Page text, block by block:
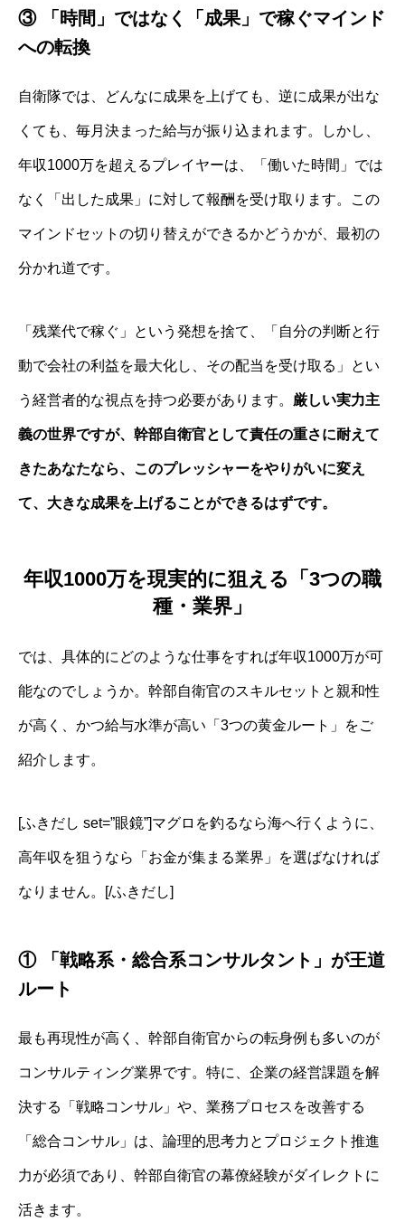
③ 「時間」ではなく「成果」で稼ぐマインド
への転換
自衛隊では、どんなに成果を上げても、逆に成果が出な
くても、毎月決まった給与が振り込まれます。しかし、
年収1000万を超えるプレイヤーは、「働いた時間」では
なく「出した成果」に対して報酬を受け取ります。この
マインドセットの切り替えができるかどうかが、最初の
分かれ道です。
「残業代で稼ぐ」という発想を捨て、「自分の判断と行
動で会社の利益を最大化し、その配当を受け取る」とい
う経営者的な視点を持つ必要があります。 厳しい実力主
義の世界ですが、幹部自衛官として責任の重さに耐えて
きたあなたなら、このプレッシャーをやりがいに変え
て、大きな成果を上げることができるはずです。
年収1000万を現実的に狙える「3つの職
種・業界」
では、具体的にどのような仕事をすれば年収1000万が可
能なのでしょうか。幹部自衛官のスキルセットと親和性
が高く、かつ給与水準が高い「3つの黄金ルート」をご
紹介します。
[ふきだし set=”眼鏡”]マグロを釣るなら海へ行くように、
高年収を狙うなら「お金が集まる業界」を選ばなければ
なりません。[/ふきだし]
① 「戦略系・総合系コンサルタント」が王道
ルート
最も再現性が高く、幹部自衛官からの転身例も多いのが
コンサルティング業界です。特に、企業の経営課題を解
決する「戦略コンサル」や、業務プロセスを改善する
「総合コンサル」は、論理的思考力とプロジェクト推進
力が必須であり、幹部自衛官の幕僚経験がダイレクトに
活きます。